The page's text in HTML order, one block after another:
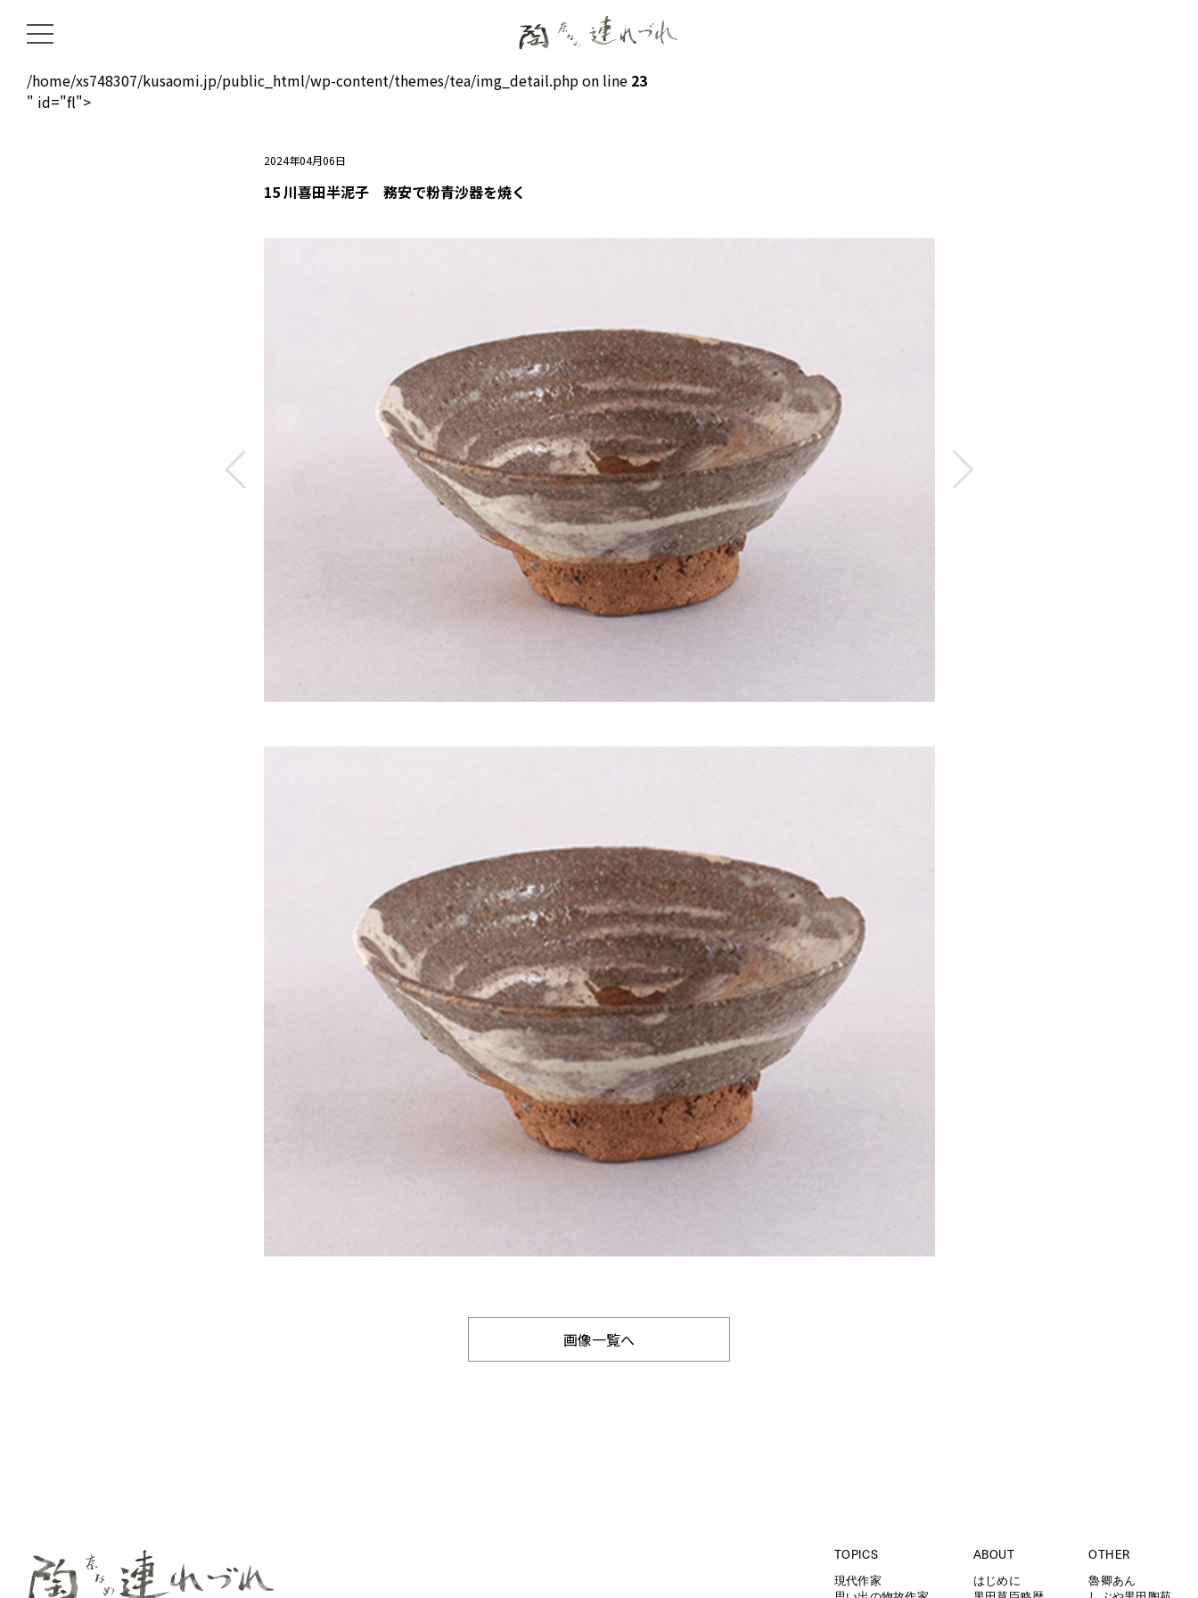
/home/xs748307/kusaomi.jp/public_html/wp-content/themes/tea/img_detail.php on line 23
" id="fl">
2024年04月06日
15 川喜田半泥子 務安で粉青沙器を焼く
画像一覧へ
TOPICS
現代作家
ABOUT
はじめに
OTHER
魯卿あん